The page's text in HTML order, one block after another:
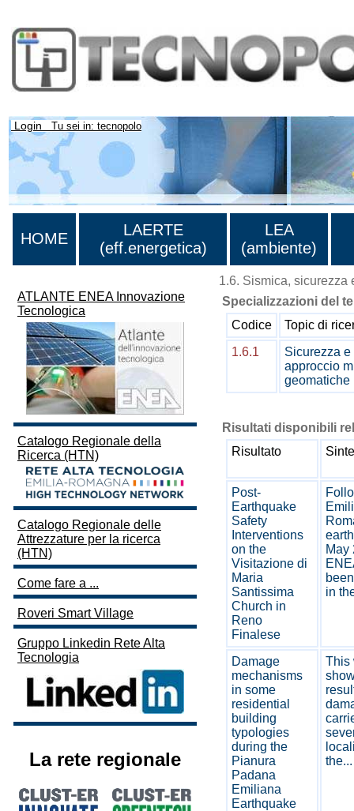
Login Tu sei in: tecnopolo
HOME
LAERTE
(eff.energetica)
LEA
(ambiente)
ATLANTE ENEA Innovazione
Tecnologica
Catalogo Regionale della
Ricerca (HTN)
Catalogo Regionale delle
Attrezzature per la ricerca
(HTN)
Come fare a ...
Roveri Smart Village
Gruppo Linkedin Rete Alta
Tecnologia
La rete regionale
1.6. Sismica, sicurezza
Specializzazioni del
Codice
Topic di
1.6.1
Sicurezza
approccio
geomatiche
Risultati disponibili
Risultato
Post-
Earthquake
Safety
Interventions
on the
Visitazione di
Maria
Santissima
Church in
Reno
Finalese
May
in
Damage
mechanisms
in some
residential
building
typologies
during the
Pianura
Padana
Emiliana
Earthquake
This
the...